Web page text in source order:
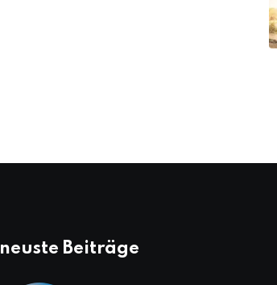
neuste Beiträge